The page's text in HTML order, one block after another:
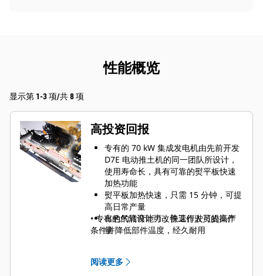
性能概览
显示第 1-3 项/共 8 项
高投资回报
专有的 70 kW 集成发电机由先前开发
D7E 电动推土机的同一团队所设计，
使用寿命长，具有可靠的熨平板快速
加热功能
熨平板加热快速，只需 15 分钟，可提
高日常产量
出色的转弯能力，快速行驶可提高产
量
• 专有的气流设计可改善工作人员的操作
条件并降低部件温度，经久耐用
阅读更多